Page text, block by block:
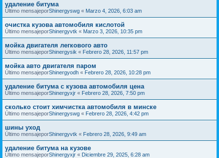
удаление битума
Último mensajeporShinergyswg « Marzo 4, 2026, 6:03 am
очистка кузова автомобиля кислотой
Último mensajeporShinergyvtk « Marzo 3, 2026, 10:35 pm
мойка двигателя легкового авто
Último mensajeporShinergysik « Febrero 28, 2026, 11:57 pm
мойка авто двигателя паром
Último mensajeporShinergyodh « Febrero 28, 2026, 10:28 pm
удаление битума с кузова автомобиля цена
Último mensajeporShinergyxjr « Febrero 28, 2026, 7:50 pm
сколько стоит химчистка автомобиля в минске
Último mensajeporShinergyswg « Febrero 28, 2026, 4:42 pm
шины уход
Último mensajeporShinergyvtk « Febrero 28, 2026, 9:49 am
удаление битума на кузове
Último mensajeporShinergyxjr « Diciembre 29, 2025, 6:28 am